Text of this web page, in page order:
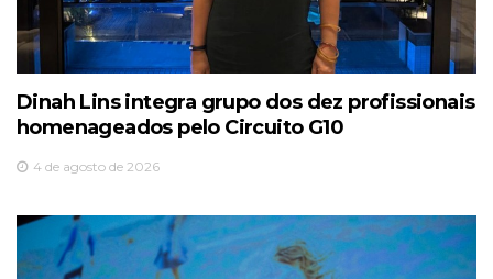
Dinah Lins integra grupo dos dez profissionais
homenageados pelo Circuito G10
4 de agosto de 2026